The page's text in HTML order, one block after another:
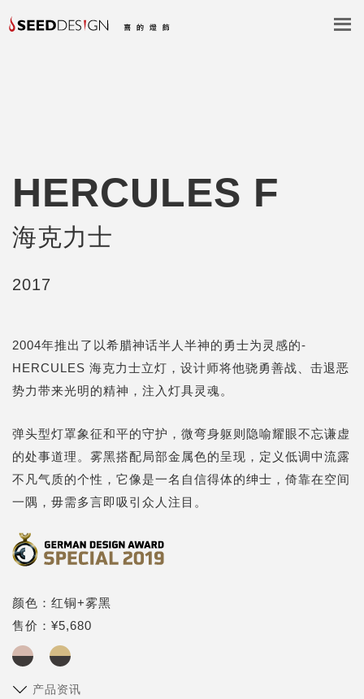
HERCULES F
海克力士
2017
2004年推出了以希腊神话半人半神的勇士为灵感的-
HERCULES 海克力士立灯，设计师将他骁勇善战、击退恶
势力带来光明的精神，注入灯具灵魂。
弹头型灯罩象征和平的守护，微弯身躯则隐喻耀眼不忘谦虚
的处事道理。雾黑搭配局部金属色的呈现，定义低调中流露
不凡气质的个性，它像是一名自信得体的绅士，倚靠在空间
一隅，毋需多言即吸引众人注目。
颜色：红铜+雾黑
售价：¥5,680
产品资讯